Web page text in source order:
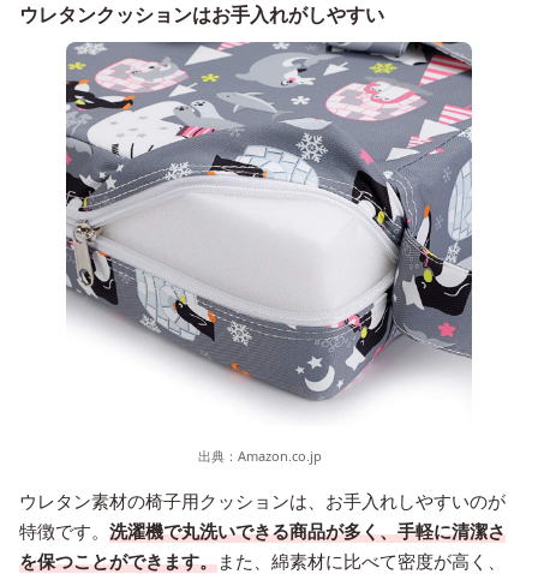
ウレタンクッションはお手入れがしやすい
出典： Amazon.co.jp
ウレタン素材の椅子用クッションは、お手入れしやすいのが
特徴です。 洗濯機で丸洗いできる商品が多く、手軽に清潔さ
を保つことができます。また、綿素材に比べて密度が高く、